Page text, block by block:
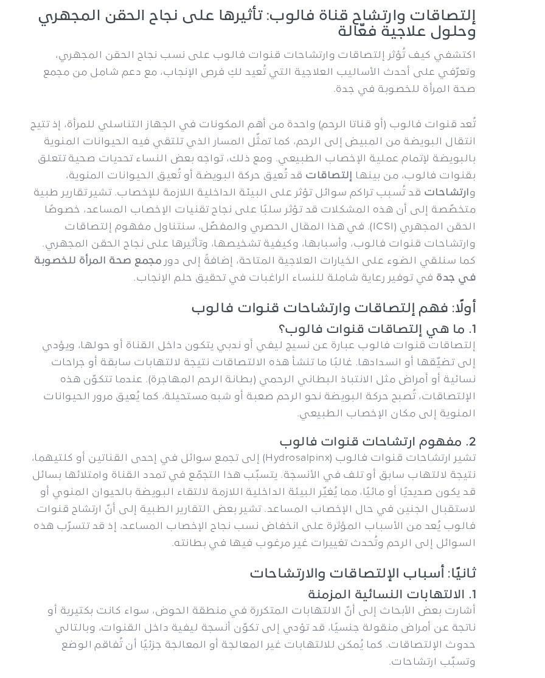
إلتصاقات وارتشاح قناة فالوب: تأثيرها على نجاح الحقن المجهري
وحلول علاجية فعّالة
اكتشفي كيف تُؤثر إلتصاقات وارتشاحات قنوات فالوب على نسب نجاح الحقن المجهري،
وتعرّفي على أحدث الأساليب العلاجية التي تُعيد لكِ فرص الإنجاب، مع دعم شامل من مجمع
صحة المرأة للخصوبة في جدة.
تُعد قنوات فالوب (أو قناتا الرحم) واحدة من أهم المكونات في الجهاز التناسلي للمرأة، إذ تتيح
انتقال البويضة من المبيض إلى الرحم، كما تمثّل المسار الذي تلتقي فيه الحيوانات المنوية
بالبويضة لإتمام عملية الإخصاب الطبيعي. ومع ذلك، تواجه بعض النساء تحديات صحية تتعلق
بقنوات فالوب، من بينها إلتصاقات قد تُعيق حركة البويضة أو تُعيق الحيوانات المنوية،
وارتشاحات قد تُسبب تراكم سوائل تؤثر على البيئة الداخلية اللازمة للإخصاب. تشير تقارير طبية
متخصّصة إلى أن هذه المشكلات قد تؤثر سلبًا على نجاح تقنيات الإخصاب المساعد، خصوصًا
الحقن المجهري (ICSI). في هذا المقال الحصري والمفصّل، سنتناول مفهوم إلتصاقات
وارتشاحات قنوات فالوب، وأسبابها، وكيفية تشخيصها، وتأثيرها على نجاح الحقن المجهري.
كما سنلقي الضوء على الخيارات العلاجية المتاحة، إضافةً إلى دور مجمع صحة المرأة للخصوبة
في جدة في توفير رعاية شاملة للنساء الراغبات في تحقيق حلم الإنجاب.
أولًا: فهم إلتصاقات وارتشاحات قنوات فالوب
1. ما هي إلتصاقات قنوات فالوب؟
إلتصاقات قنوات فالوب عبارة عن نسيج ليفي أو ندبي يتكون داخل القناة أو حولها، ويؤدي
إلى تضيّقها أو انسدادها. غالبًا ما تنشأ هذه الالتصاقات نتيجة لالتهابات سابقة أو جراحات
نسائية أو أمراض مثل الانتباذ البطاني الرحمي (بطانة الرحم المهاجرة). عندما تتكوّن هذه
الإلتصاقات، تُصبح حركة البويضة نحو الرحم صعبة أو شبه مستحيلة، كما يُعيق مرور الحيوانات
المنوية إلى مكان الإخصاب الطبيعي.
2. مفهوم ارتشاحات قنوات فالوب
تشير ارتشاحات قنوات فالوب (Hydrosalpinx) إلى تجمع سوائل في إحدى القناتين أو كلتيهما،
نتيجة لالتهاب سابق أو تلف في الأنسجة. يتسبّب هذا التجمّع في تمدد القناة وامتلائها بسائل
قد يكون صديديًا أو مائيًا، مما يُغيّر البيئة الداخلية اللازمة لالتقاء البويضة بالحيوان المنوي أو
لاستقبال الجنين في حال الإخصاب المساعد. تشير بعض التقارير الطبية إلى أنّ ارتشاح قنوات
فالوب يُعد من الأسباب المؤثرة على انخفاض نسب نجاح الإخصاب المساعد، إذ قد تتسرّب هذه
السوائل إلى الرحم وتُحدث تغييرات غير مرغوب فيها في بطانته.
ثانيًا: أسباب الإلتصاقات والارتشاحات
1. الالتهابات النسائية المزمنة
أشارت بعض الأبحاث إلى أنّ الالتهابات المتكررة في منطقة الحوض، سواء كانت بكتيرية أو
ناتجة عن أمراض منقولة جنسيًا، قد تؤدي إلى تكوّن أنسجة ليفية داخل القنوات، وبالتالي
حدوث الإلتصاقات. كما يُمكن للالتهابات غير المعالجة أو المعالجة جزئيًا أن تُفاقم الوضع
وتسبّب ارتشاحات.